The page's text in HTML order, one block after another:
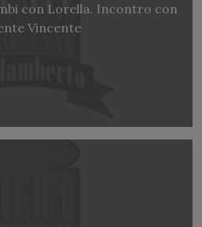
con Lorella. Incontro con
Vincente